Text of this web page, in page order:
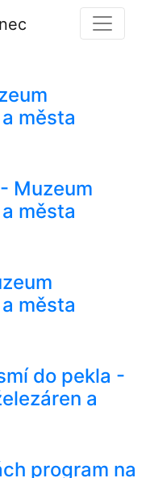
města
Muzeum
města
města
do pekla -
a
program na